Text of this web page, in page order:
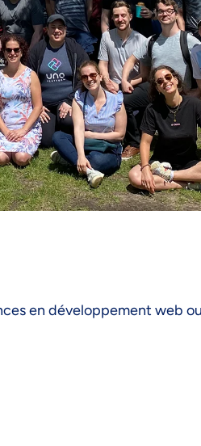
en développement web